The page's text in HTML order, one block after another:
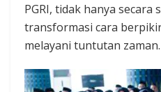
PGRI, tidak hanya
transformasi cara
melayani tuntutan zaman.